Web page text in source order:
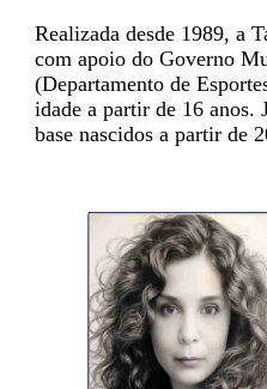
Realizada desde 1989, a
com apoio do Governo
(Departamento de
idade a partir de 16 anos.
base nascidos a partir de